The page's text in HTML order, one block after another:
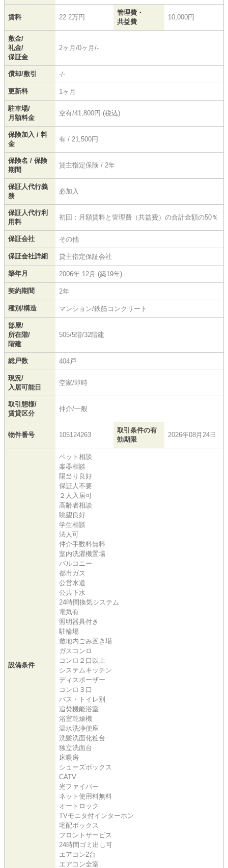
賃料 22.2万円
管理費・
共益費
10,000円
敷金/
礼金/
保証金
2ヶ月/0ヶ月/-
償却/敷引 -/-
更新料 1ヶ月
駐車場/
月額料金
空有/41,800円 (税込)
保険加入 / 料
金
有 / 21,500円
保険名 / 保険
期間
貸主指定保険 / 2年
保証人代行義
務
必加入
保証人代行利
用料
初回：月額賃料と管理費（共益費）の合計金額の50％
保証会社 その他
保証会社詳細 貸主指定保証会社
築年月 2006年 12月 (築19年)
契約期間 2年
種別/構造 マンション/鉄筋コンクリート
部屋/
所在階/
階建
505/5階/32階建
総戸数 404戸
現況/
入居可能日
空家/即時
取引態様/
賃貸区分
仲介/一般
物件番号 105124263
取引条件の有
効期限
2026年08月24日
設備条件
ペット相談
楽器相談
陽当り良好
保証人不要
２人入居可
高齢者相談
眺望良好
学生相談
法人可
仲介手数料無料
室内洗濯機置場
バルコニー
都市ガス
公営水道
公共下水
24時間換気システム
電気有
照明器具付き
駐輪場
敷地内ごみ置き場
ガスコンロ
コンロ２口以上
システムキッチン
ディスポーザー
コンロ３口
バス・トイレ別
追焚機能浴室
浴室乾燥機
温水洗浄便座
洗髪洗面化粧台
独立洗面台
床暖房
シューズボックス
CATV
光ファイバー
ネット使用料無料
オートロック
TVモニタ付インターホン
宅配ボックス
フロントサービス
24時間ゴミ出し可
エアコン2台
エアコン全室